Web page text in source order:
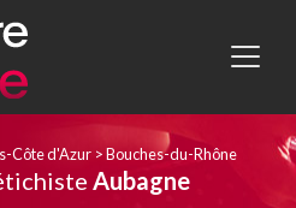
Côte d'Azur >Bouches-du-Rhône
Aubagne